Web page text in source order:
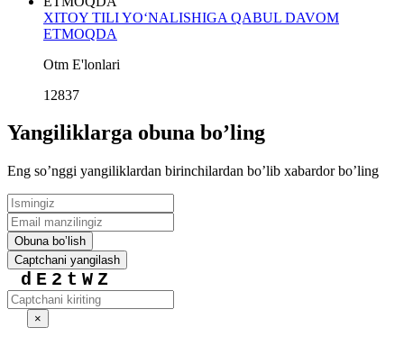
XITOY TILI YO‘NALISHIGA QABUL DAVOM
ETMOQDA
Otm E'lonlari
12837
Yangiliklarga obuna boʼling
Eng soʼnggi yangiliklardan birinchilardan boʼlib xabardor boʼling
Obuna boʼlish
Captchani yangilash
dE2tWZ
×